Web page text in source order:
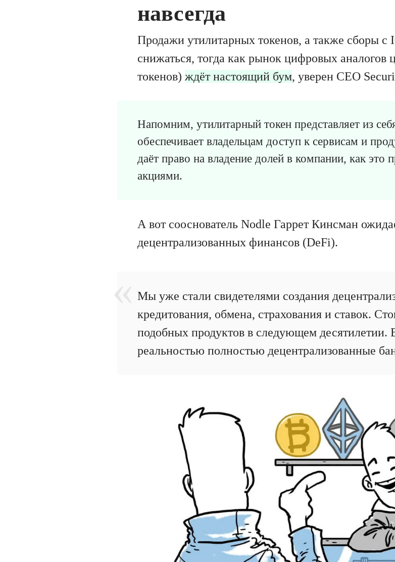
навсегда
Продажи утилитарных токенов, а также сборы с
снижаться, тогда как рынок цифровых аналогов
токенов) ждёт настоящий бум, уверен CEO
Напомним, утилитарный токен представляет из
обеспечивает владельцам доступ к сервисам и
даёт право на владение долей в компании, как это
акциями.
А вот сооснователь Nodle Гаррет Кинсман
децентрализованных финансов (DeFi).
Мы уже стали свидетелями создания
кредитования, обмена, страхования и ставок.
подобных продуктов в следующем десятилетии.
реальностью полностью децентрализованные